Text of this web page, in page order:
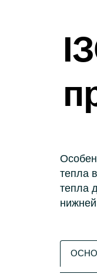
тепла
тепла